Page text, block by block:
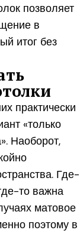
позволяет
в
итог без
практически
«только
Наоборот,
Где-
то важна
матовое
поэтому в